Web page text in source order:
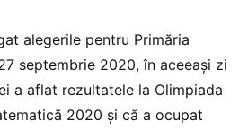
alegerile pentru Primăria
septembrie 2020, în aceeași zi
a aflat rezultatele la Olimpiada
2020 și că a ocupat